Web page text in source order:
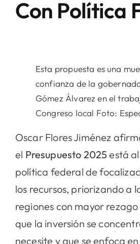
Con Política
Esta propuesta es una
confianza de la
Gómez Álvarez en el
Congreso local Foto:
Oscar Flores Jiménez
el Presupuesto 2025 está
política federal de
los recursos, priorizando a
regiones con mayor
que la inversión se
necesite y que se enfoca